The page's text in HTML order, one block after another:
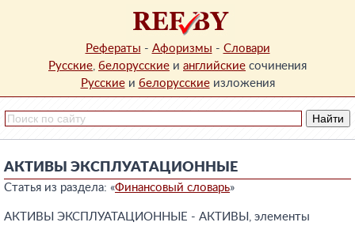
Рефераты - Афоризмы - Словари
Русские, белорусские и английские сочинения
Русскиеи белорусскиеизложения
АКТИВЫ ЭКСПЛУАТАЦИОННЫЕ
Статья из раздела: «Финансовый словарь»
АКТИВЫ ЭКСПЛУАТАЦИОННЫЕ - АКТИВЫ, элементы